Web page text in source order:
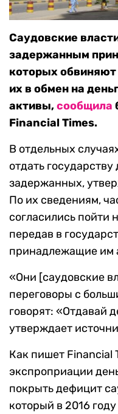
Саудовские
задержанным
которых обвиняют
их в обмен на
активы,сообщила
Financial Times.
В отдельных
отдать государству
задержанных,
По их сведениям,
согласились пойти
передав в
принадлежащие им
«Они [саудовские
переговоры с
говорят: «Отдавай
утверждает
Как пишет Financial
экспроприации
покрыть дефицит
который в 2016